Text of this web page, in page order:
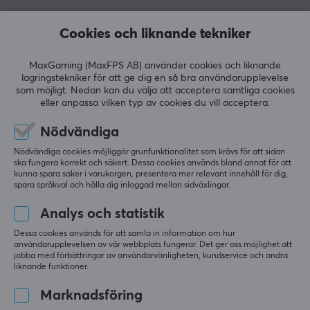
forskning och utveckling inom membranteknik,
SPECIFIKATIONER
3.5mm
Membranstorlek
55 mm
Akustisk konstruktion
VISA MER
RECENSIONER (0) FRÅGOR OCH SVAR (0)
0.0
Baserat på 0 recensioner
4
0%
0%
2
LÄMNA RECENSION
Mer från vårt Community
Cookies och liknande tekniker
MaxGaming (MaxFPS AB) använder cookies och liknande
lagringstekniker för att ge dig en så bra användarupplevelse
som möjligt. Nedan kan du välja att acceptera samtliga cookies
eller anpassa vilken typ av cookies du vill acceptera.
Nödvändiga
Nödvändiga cookies möjliggör grunfunktionalitet som krävs för att sidan
ska fungera korrekt och säkert. Dessa cookies används bland annat för att
kunna spara saker i varukorgen, presentera mer relevant innehåll för dig,
spara språkval och hålla dig inloggad mellan sidväxlingar.
Analys och statistik
Dessa cookies används för att samla in information om hur
användarupplevelsen av vår webbplats fungerar. Det ger oss möjlighet att
jobba med förbättringar av användarvänligheten, kundservice och andra
liknande funktioner.
Marknadsföring